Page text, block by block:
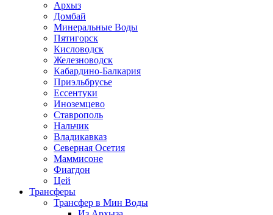
Архыз
Домбай
Минеральные Воды
Пятигорск
Кисловодск
Железноводск
Кабардино-Балкария
Приэльбрусье
Ессентуки
Иноземцево
Ставрополь
Нальчик
Владикавказ
Северная Осетия
Маммисоне
Фиагдон
Цей
Трансферы
Трансфер в Мин Воды